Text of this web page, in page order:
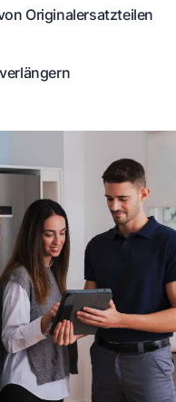
Originalersatzteilen